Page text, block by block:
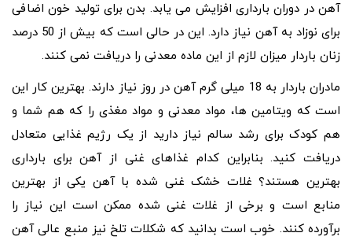
آهن در دوران بارداری افزایش می یابد. بدن برای تولید خون اضافی
برای نوزاد به آهن نیاز دارد. این در حالی است که بیش از 50 درصد
زنان باردار میزان لازم از این ماده معدنی را دریافت نمی کنند.
مادران باردار به 18 میلی گرم آهن در روز نیاز دارند. بهترین کار این
است که ویتامین ها، مواد معدنی و مواد مغذی را که هم شما و
هم کودک برای رشد سالم نیاز دارید از یک رژیم غذایی متعادل
دریافت کنید. بنابراین کدام غذاهای غنی از آهن برای بارداری
بهترین هستند؟ غلات خشک غنی شده با آهن یکی از بهترین
منابع است و برخی از غلات غنی شده ممکن است این نیاز را
برآورده کنند. خوب است بدانید که شکلات تلخ نیز منبع عالی آهن